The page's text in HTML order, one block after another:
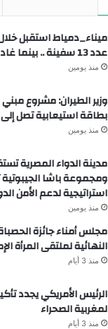
عدد 13 سفينة .. بينما غادر 12 سفينة
منذ يومين
بطاقة استيعابية تصل إلى 40 مليون راكب سنوياً
منذ يومين
مدينة الدواء المصرية
ومجموعة باشا
استراتيجية لدعم الأمن
منذ يومين
مجلس أمناء جائزة
النهائية لملتقى المرأة
منذ 3 أيام
الرئيس الأمريكي يجدد
لمغربية الصحراء
منذ 3 أيام